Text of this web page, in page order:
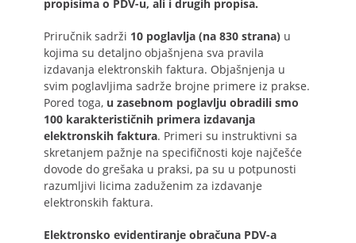
propisima o PDV-u, ali i drugih propisa.
Priručnik sadrži 10 poglavlja (na 830 strana) u
kojima su detaljno objašnjena sva pravila
izdavanja elektronskih faktura. Objašnjenja u
svim poglavljima sadrže brojne primere iz prakse.
Pored toga, u zasebnom poglavlju obradili smo
100 karakterističnih primera izdavanja
elektronskih faktura. Primeri su instruktivni sa
skretanjem pažnje na specifičnosti koje najčešće
dovode do grešaka u praksi, pa su u potpunosti
razumljivi licima zaduženim za izdavanje
elektronskih faktura.
Elektronsko evidentiranje obračuna PDV-a